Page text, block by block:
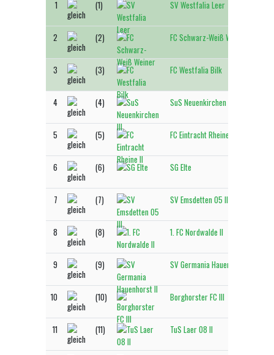
1
(1) SV Westfalia Leer
2 (2) FC Schwarz-Weiß Weiner
3 (3) FC Westfalia Bilk
4 (4) SuS Neuenkirchen III
5 (5) FC Eintracht Rheine II
6 (6) SG Elte
7 (7) SV Emsdetten 05 III
8 (8) 1. FC Nordwalde II
9 (9) SV Germania Hauenhorst II
10 (10) Borghorster FC III
11 (11) TuS Laer 08 II